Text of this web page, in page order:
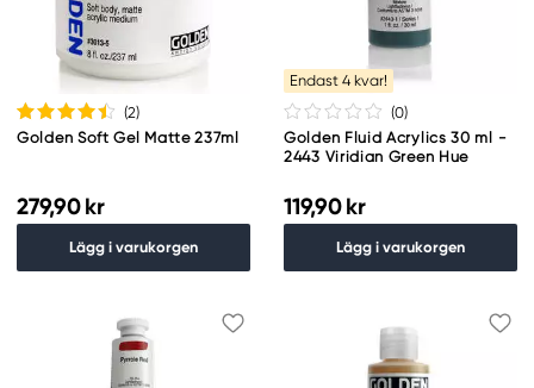
(2)
Golden Soft Gel Matte 237ml
279,90 kr
Lägg i varukorgen
Endast 4 kvar!
(0)
Golden Fluid Acrylics 30 ml -
2443 Viridian Green Hue
119,90 kr
Lägg i varukorgen